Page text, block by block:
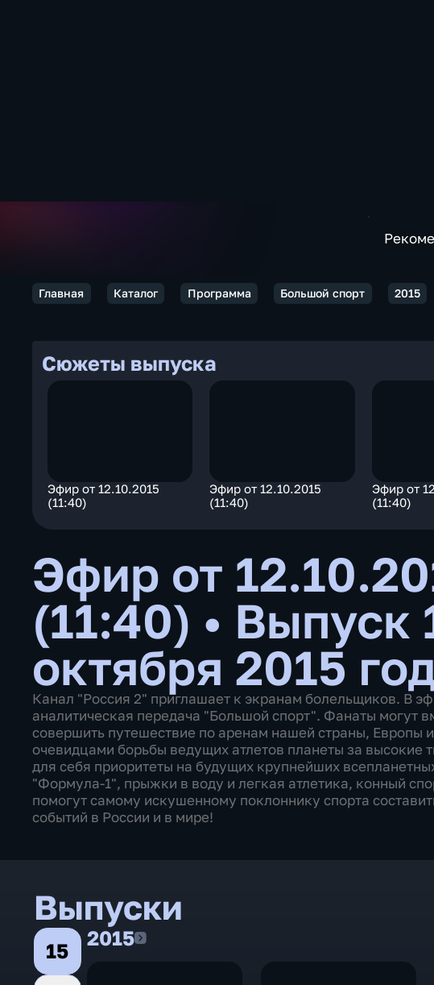
Главная Каталог Программа Большой спорт 2015
Сюжеты выпуска
Эфир от 12.10.2015
(11:40)
Эфир от 12.10.2015
(11:40)
Эфир от
(11:40)
Эфир от
(11:40) • Выпуск
октября 2015
Канал "Россия 2" приглашает к экранам болельщиков. В
аналитическая передача "Большой спорт". Фанаты могут
совершить путешествие по аренам нашей страны, Европы и
очевидцами борьбы ведущих атлетов планеты за высокие
для себя приоритеты на будущих крупнейших
"Формула-1", прыжки в воду и легкая атлетика, конный
помогут самому искушенному поклоннику спорта
событий в России и в мире!
Выпуски
15
20152015